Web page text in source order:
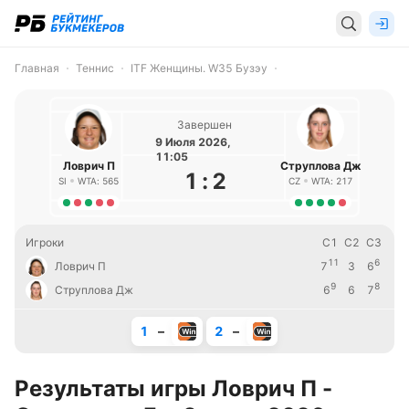
Главная Теннис ITF Женщины. W35 Бузэу
Ловрич П
SI WTA: 565
Завершен
9 Июля 2026,
11:05
1 : 2
Струплова Дж
CZ WTA: 217
Игроки С1 С2 С3
Ловрич П
711 3 66
Струплова Дж 69 6 78
1 – 2 –
Результаты игры Ловрич П -